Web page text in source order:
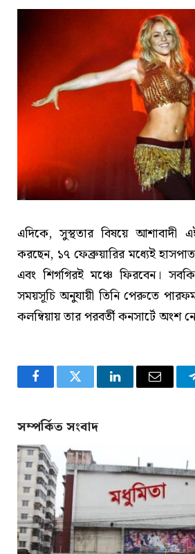
এদিকে, সুস্থতার বিষয়ে আশাবাদী
করছেন, ১৭ ফেব্রুয়ারির মধ্যেই
এবং শিগগিরই মঞ্চে ফিরবেন।
সময়সূচি অনুযায়ী তিনি পেরুতে
কলম্বিয়ায় তার পরবর্তী কনসার্টে অংশ
FacebookTwitter LinkedInEmail
সম্পর্কিত সংবাদ